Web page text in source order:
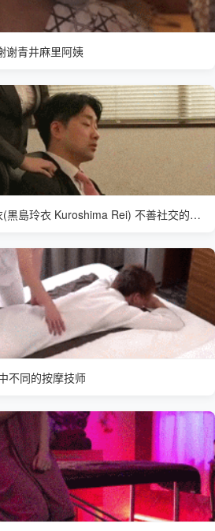
谢青井麻里阿姨
SONE-745 2025 黑岛玲衣(黒島玲衣 Kuroshima Rei) 不善社交的新下属
不同的按摩技师